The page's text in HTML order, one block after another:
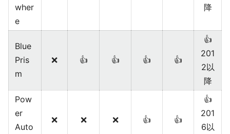
wher
e
降
Blue
Pris
m
❌ 👍 👍 👍 👍
👍
201
2以
降
Pow
er
Auto
❌ ❌ ❌ 👍 👍
👍
201
6以